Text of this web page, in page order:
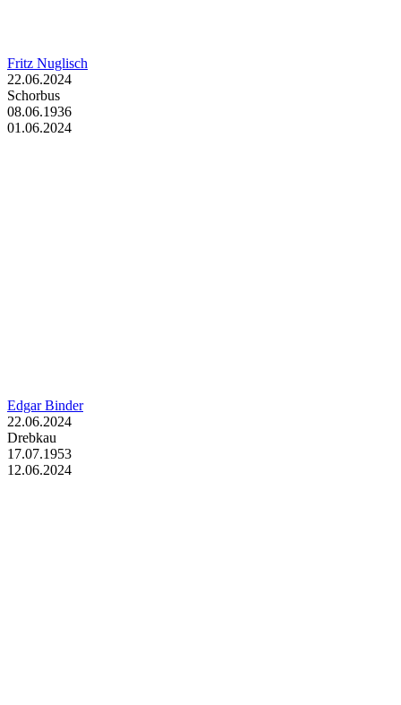
Fritz Nuglisch
22.06.2024
Schorbus
08.06.1936
01.06.2024
Edgar Binder
22.06.2024
Drebkau
17.07.1953
12.06.2024